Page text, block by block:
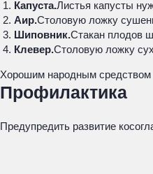
Капуста.Листья капусты
Аир.Столовую ложку
Шиповник.Стакан плодов
Клевер.Столовую ложку
Хорошим народным средством
Профилактика
Предупредить развитие